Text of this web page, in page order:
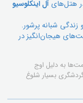
هتل‌های آل اینکلوسیو
زندگی شبانه پرشور.
هیجان‌انگیز در
به دلیل اوج
بسیار شلوغ